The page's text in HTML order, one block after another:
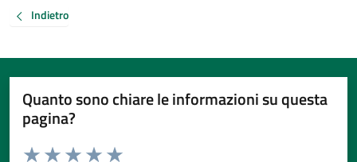
Indietro
Quanto sono chiare le informazioni su questa
pagina?
Valuta da 1 a 5 stelle la pagina